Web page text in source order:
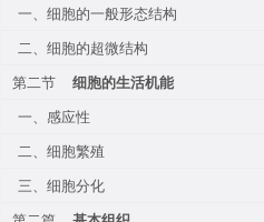
一、细胞的一般形态结构
二、细胞的超微结构
第二节
细胞的生活机能
一、感应性
二、细胞繁殖
三、细胞分化